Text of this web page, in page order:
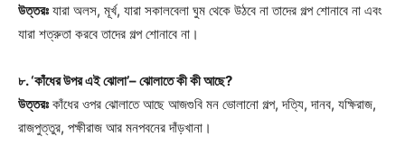
উত্তরঃ যারা অলস, মূর্খ, যারা সকালবেলা ঘুম থেকে উঠবে না তাদের গল্প শোনাবে না এবং
যারা শত্রুতা করবে তাদের গল্প শোনাবে না।
৮. ‘কাঁধের উপর এই ঝোলা’– ঝোলাতে কী কী আছে?
উত্তরঃ কাঁধের ওপর ঝোলাতে আছে আজগুবি মন ভোলানো গল্প, দত্যি, দানব, যক্ষিরাজ,
রাজপুত্তুর, পক্ষীরাজ আর মনপবনের দাঁড়খানা।